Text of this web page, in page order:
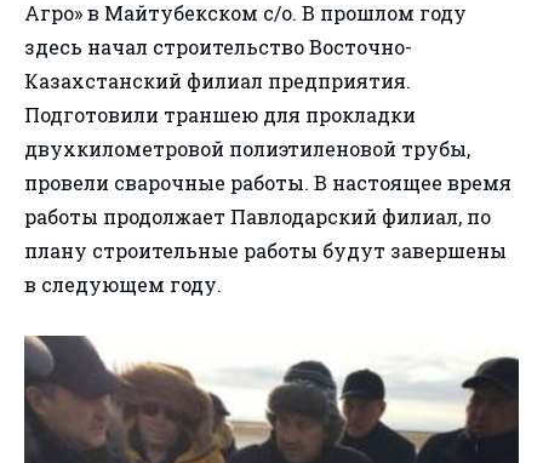
Агро» в Майтубекском с/о. В прошлом году
здесь начал строительство Восточно-
Казахстанский филиал предприятия.
Подготовили траншею для прокладки
двухкилометровой полиэтиленовой трубы,
провели сварочные работы. В настоящее время
работы продолжает Павлодарский филиал, по
плану строительные работы будут завершены
в следующем году.